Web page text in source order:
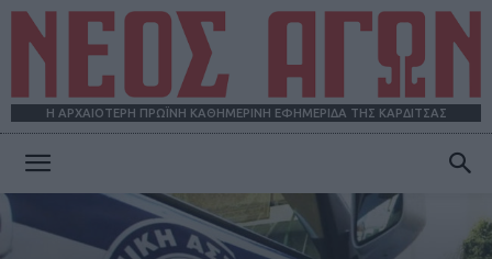
Η ΑΡΧΑΙΟΤΕΡΗ ΠΡΩΪΝΗ ΚΑΘΗΜΕΡΙΝΗ ΕΦΗΜΕΡΙΔΑ ΤΗΣ ΚΑΡΔΙΤΣΑΣ